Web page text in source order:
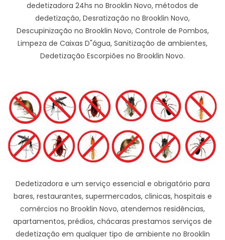
dedetizadora 24hs no Brooklin Novo, métodos de
dedetização, Desratização no Brooklin Novo,
Descupinização no Brooklin Novo, Controle de Pombos,
Limpeza de Caixas D"água, Sanitização de ambientes,
Dedetização Escorpiões no Brooklin Novo.
Dedetizadora e um serviço essencial e obrigatório para
bares, restaurantes, supermercados, clinicas, hospitais e
comércios no Brooklin Novo, atendemos residências,
apartamentos, prédios, chácaras prestamos serviços de
dedetização em qualquer tipo de ambiente no Brooklin